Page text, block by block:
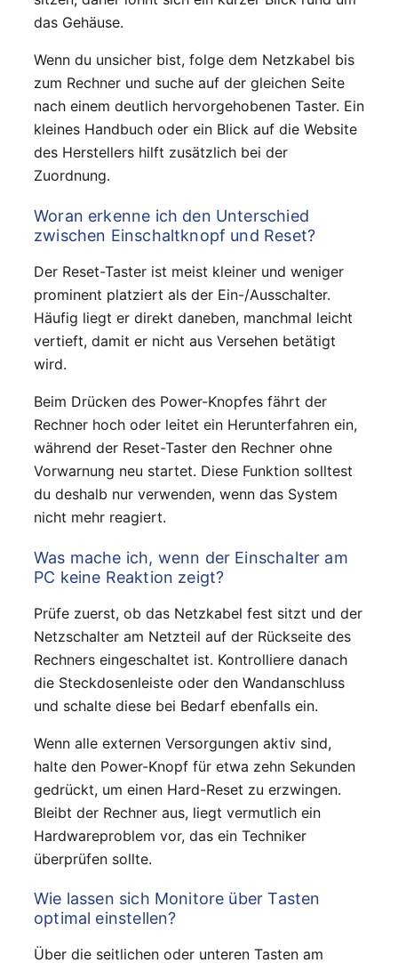
das Gehäuse.
Wenn du unsicher bist, folge dem Netzkabel bis
zum Rechner und suche auf der gleichen Seite
nach einem deutlich hervorgehobenen Taster. Ein
kleines Handbuch oder ein Blick auf die Website
des Herstellers hilft zusätzlich bei der
Zuordnung.
Woran erkenne ich den Unterschied
zwischen Einschaltknopf und Reset?
Der Reset-Taster ist meist kleiner und weniger
prominent platziert als der Ein-/Ausschalter.
Häufig liegt er direkt daneben, manchmal leicht
vertieft, damit er nicht aus Versehen betätigt
wird.
Beim Drücken des Power-Knopfes fährt der
Rechner hoch oder leitet ein Herunterfahren ein,
während der Reset-Taster den Rechner ohne
Vorwarnung neu startet. Diese Funktion solltest
du deshalb nur verwenden, wenn das System
nicht mehr reagiert.
Was mache ich, wenn der Einschalter am
PC keine Reaktion zeigt?
Prüfe zuerst, ob das Netzkabel fest sitzt und der
Netzschalter am Netzteil auf der Rückseite des
Rechners eingeschaltet ist. Kontrolliere danach
die Steckdosenleiste oder den Wandanschluss
und schalte diese bei Bedarf ebenfalls ein.
Wenn alle externen Versorgungen aktiv sind,
halte den Power-Knopf für etwa zehn Sekunden
gedrückt, um einen Hard-Reset zu erzwingen.
Bleibt der Rechner aus, liegt vermutlich ein
Hardwareproblem vor, das ein Techniker
überprüfen sollte.
Wie lassen sich Monitore über Tasten
optimal einstellen?
Über die seitlichen oder unteren Tasten am